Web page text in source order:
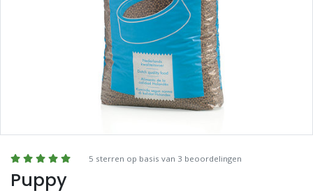
5 sterren op basis van 3 beoordelingen
Puppy